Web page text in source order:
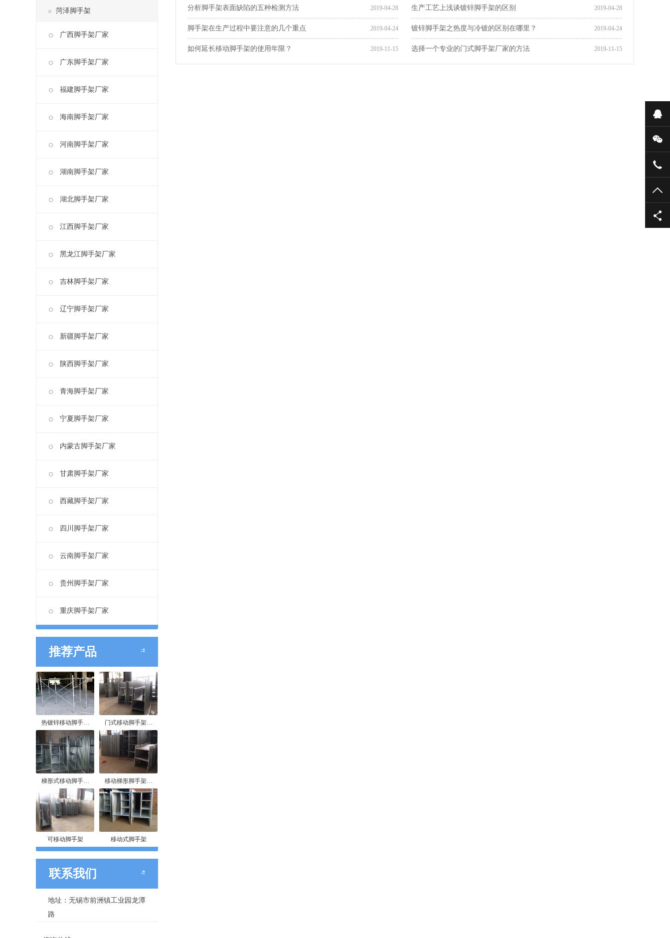
菏泽脚手架
广西脚手架厂家
广东脚手架厂家
福建脚手架厂家
海南脚手架厂家
河南脚手架厂家
湖南脚手架厂家
湖北脚手架厂家
江西脚手架厂家
黑龙江脚手架厂家
吉林脚手架厂家
辽宁脚手架厂家
新疆脚手架厂家
陕西脚手架厂家
青海脚手架厂家
宁夏脚手架厂家
内蒙古脚手架厂家
甘肃脚手架厂家
西藏脚手架厂家
四川脚手架厂家
云南脚手架厂家
贵州脚手架厂家
重庆脚手架厂家
推荐产品
热镀锌移动脚手… 门式移动脚手架…
梯形式移动脚手… 移动梯形脚手架…
可移动脚手架 移动式脚手架
联系我们
地址：无锡市前洲镇工业园龙潭
路
2019-04-28
分析脚手架表面缺陷的五种检测方法 2019-04-28
生产工艺上浅谈镀锌脚手架的区别
2019-04-24
脚手架在生产过程中要注意的几个重点 2019-04-24
镀锌脚手架之热度与冷镀的区别在哪里？
2019-11-15
如何延长移动脚手架的使用年限？ 2019-11-15
选择一个专业的门式脚手架厂家的方法
在
微